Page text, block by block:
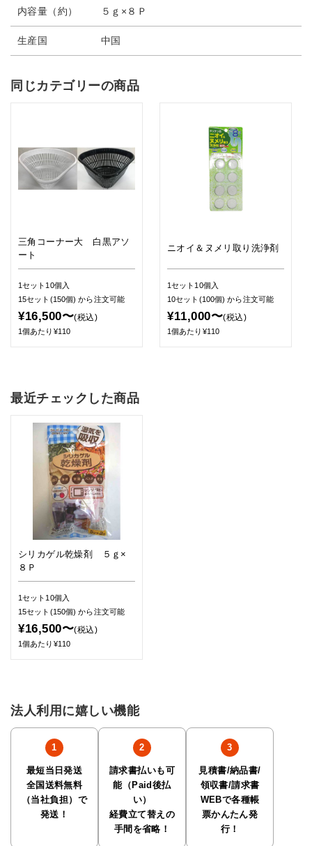
内容量（約） ５ｇ×８Ｐ
生産国 中国
同じカテゴリーの商品
三角コーナー大 白黒アソ
ート
1セット10個入
15セット(150個)から注文可能
¥16,500〜(税込)
1個あたり¥110
ニオイ＆ヌメリ取り洗浄剤
1セット10個入
10セット(100個)から注文可能
¥11,000〜(税込)
1個あたり¥110
最近チェックした商品
シリカゲル乾燥剤 ５ｇ×
８Ｐ
1セット10個入
15セット(150個)から注文可能
¥16,500〜(税込)
1個あたり¥110
法人利用に嬉しい機能
最短当日発送
全国送料無料
（当社負担）で
発送！
請求書払いも可
能（Paid後払
い）
経費立て替えの
手間を省略！
見積書/納品書/
領収書/請求書
WEBで各種帳
票かんたん発
行！